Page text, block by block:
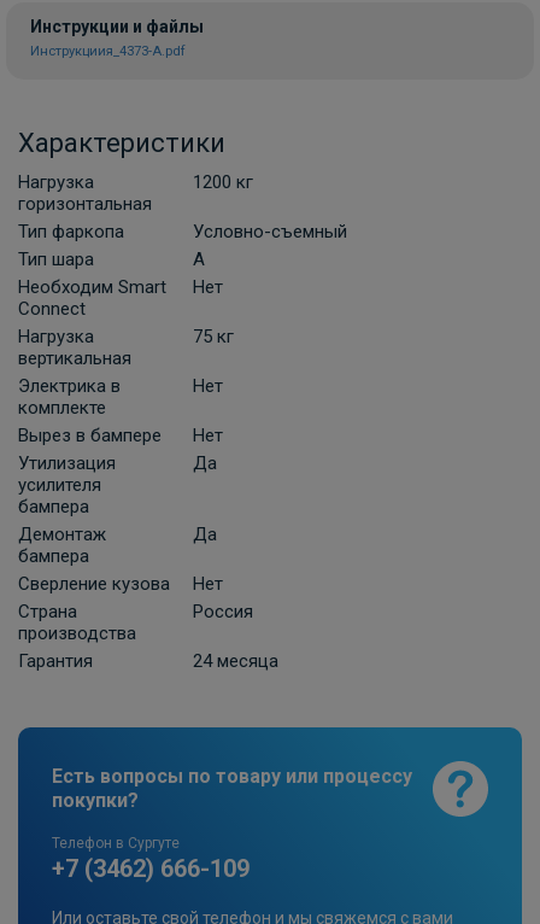
В НАЛИЧИИ
700 ₽
Grand 7-пин
2 210 ₽
В корзину
Универсальная электрика к фаркопу
-13pin
ПОД ЗАКАЗ ОТ 10 ДНЕЙ
Розетка к ТСУ EDV 7P с электрожгутом
1,9 м в пакете (улучшенная) Bosal-VFM
ПОД ЗАКАЗ ОТ 14 ДНЕЙ
по запросу
Инструкции и файлы
Инструкциия_4373-А.pdf
Характеристики
Нагрузка
горизонтальная
1200 кг
Тип фаркопа
Условно-съемный
Тип шара
A
Необходим Smart
Connect
Нет
Нагрузка
вертикальная
75 кг
Электрика в
комплекте
Нет
Вырез в бампере
Нет
Утилизация
усилителя
бампера
Да
Демонтаж
бампера
Да
Сверление кузова
Нет
Страна
производства
Россия
Гарантия 24 месяца
Есть вопросы по товару или процессу
покупки?
Телефон в Сургуте
+7 (3462) 666-109
Или оставьте свой телефон и мы свяжемся с вами